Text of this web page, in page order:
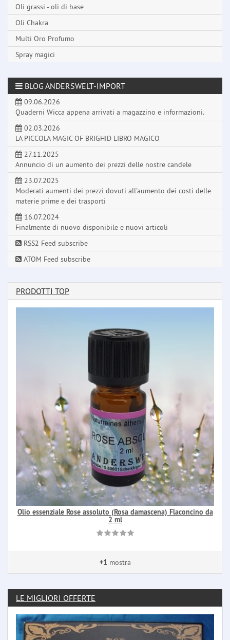
Oli grassi - oli di base
Oli Chakra
Multi Oro Profumo
Spray magici
BLOG ANDERSWELT-IMPORT
09.06.2026
Quaderni Wicca appena arrivati a magazzino e informazioni.
02.03.2026
LA PICCOLA MAGIC OF BRIGHID LIBRO MAGICO
27.11.2025
Annuncio di un aumento dei prezzi delle nostre candele
23.07.2025
Moderati aumenti dei prezzi dovuti all'aumento dei costi delle
materie prime e dei trasporti
16.07.2024
Finalmente di nuovo disponibile e nuovi articoli
RSS2 Feed subscribe
ATOM Feed subscribe
PRODOTTI TOP
Olio essenziale Rose assoluto (Rosa damascena) Flaconcino da
2 ml
+1 mostra
LE MIGLIORI OFFERTE